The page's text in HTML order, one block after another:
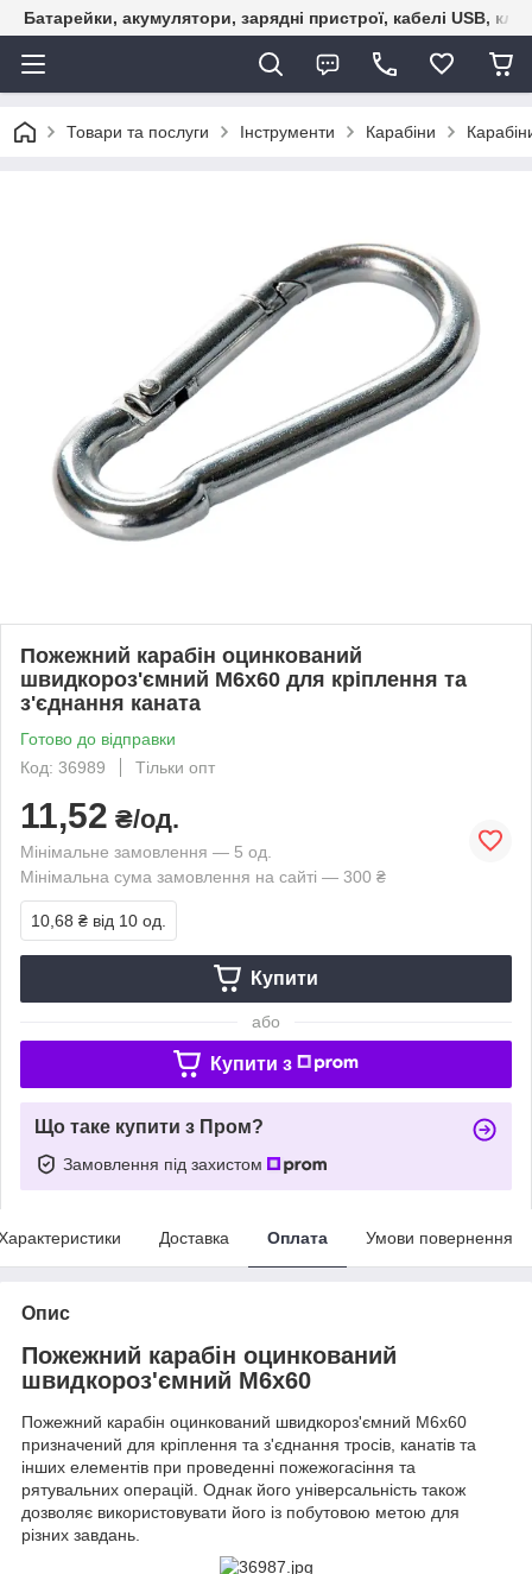
Батарейки, акумулятори, зарядні пристрої, кабелі USB,
Товари та послуги Інструменти Карабіни
Пожежний карабін оцинкований
швидкороз'ємний М6х60 для кріплення та
з'єднання каната
Готово до відправки
Код: 36989
Тільки опт
11,52 ₴/од.
Мінімальне замовлення — 5 од.
Мінімальна сума замовлення на сайті — 300 ₴
10,68 ₴ від 10 од.
Купити
або
Купити з
Що таке купити з Пром?
Замовлення під захистом
Доставка Оплата Умови повернення
Опис
Пожежний карабін оцинкований
швидкороз'ємний М6х60
Пожежний карабін оцинкований швидкороз'ємний М6х60
призначений для кріплення та з'єднання тросів, канатів та
інших елементів при проведенні пожежогасіння та
рятувальних операцій. Однак його універсальність також
дозволяє використовувати його із побутовою метою для
різних завдань.